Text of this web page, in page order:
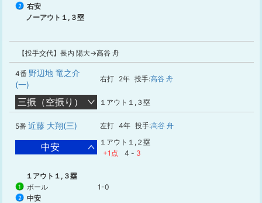
2
右安
ノーアウト１,３塁
【投手交代】長内 陽大→高谷 舟
4番 野辺地 竜之介
(一)
右打 2年 投手:高谷 舟
三振（空振り） １アウト１,３塁
5番 近藤 大翔(三) 左打 4年 投手:高谷 舟
中安
１アウト１,２塁
+1点
4 - 3
１アウト１,３塁
1 ボール 1-0
2
中安